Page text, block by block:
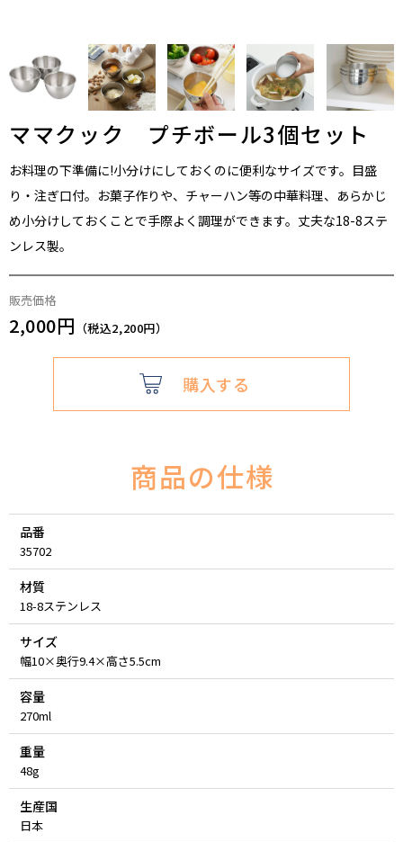
ママクック プチボール3個セット
お料理の下準備に!小分けにしておくのに便利なサイズです。目盛
り・注ぎ口付。お菓子作りや、チャーハン等の中華料理、あらかじ
め小分けしておくことで手際よく調理ができます。丈夫な18-8ステ
ンレス製。
販売価格
2,000円 （税込2,200円）
購入する
商品の仕様
品番
35702
材質
18-8ステンレス
サイズ
幅10×奥行9.4×高さ5.5cm
容量
270ml
重量
48g
生産国
日本